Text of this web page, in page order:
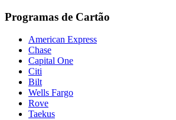
Programas de Cartão
American Express
Chase
Capital One
Citi
Bilt
Wells Fargo
Rove
Taekus